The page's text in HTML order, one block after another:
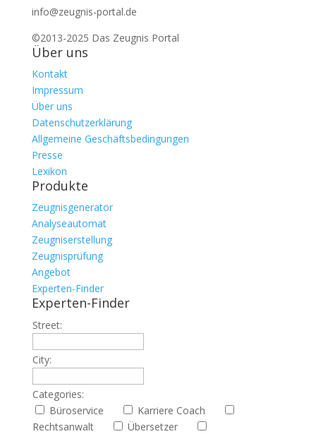
info@zeugnis-portal.de
©2013-2025 Das Zeugnis Portal
Über uns
Kontakt
Impressum
Über uns
Datenschutzerklärung
Allgemeine Geschäftsbedingungen
Presse
Lexikon
Produkte
Zeugnisgenerator
Analyseautomat
Zeugniserstellung
Zeugnisprüfung
Angebot
Experten-Finder
Experten-Finder
Street:
City:
Categories:
Büroservice
Karriere Coach
Rechtsanwalt
Übersetzer